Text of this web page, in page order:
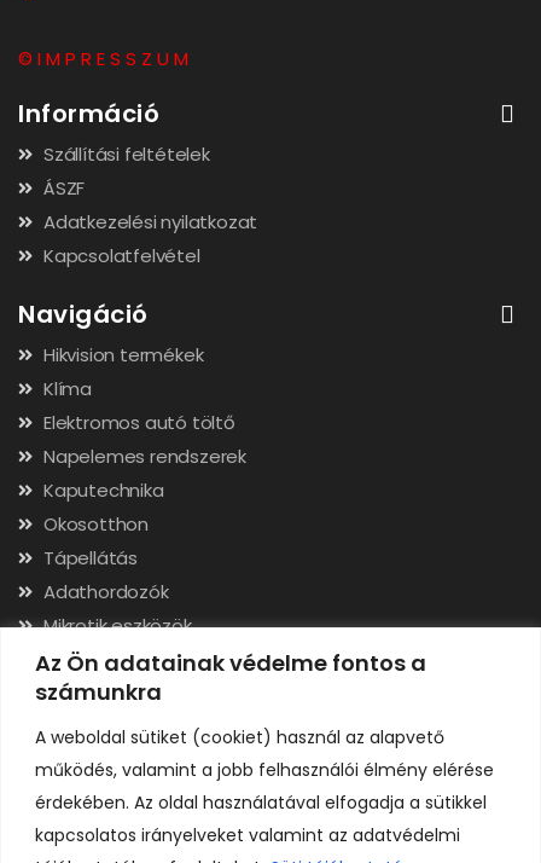
Az Ön adatainak védelme fontos a
számunkra
A weboldal sütiket (cookiet) használ az alapvető
működés, valamint a jobb felhasználói élmény elérése
érdekében. Az oldal használatával elfogadja a sütikkel
kapcsolatos irányelveket valamint az adatvédelmi
© I M P R E S S Z U M
Információ
Szállítási feltételek
ÁSZF
Adatkezelési nyilatkozat
Kapcsolatfelvétel
Navigáció
Hikvision termékek
Klíma
Elektromos autó töltő
Napelemes rendszerek
Kaputechnika
Okosotthon
Tápellátás
Adathordozók
Mikrotik eszközök
Hálózati kábelek, csatlakozók
Szerszámok
Elérhetőségek
Adószám: 24323257-2-02
Cégjegyzékszám: 02-09-079991